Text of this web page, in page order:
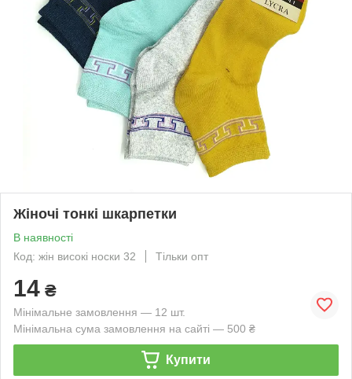
Жіночі тонкі шкарпетки
В наявності
Код: жін високі носки 32
Тільки опт
14 ₴
Мінімальне замовлення — 12 шт.
Мінімальна сума замовлення на сайті — 500 ₴
Купити